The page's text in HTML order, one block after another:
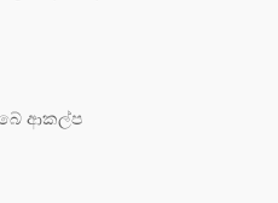
ආකල්ප